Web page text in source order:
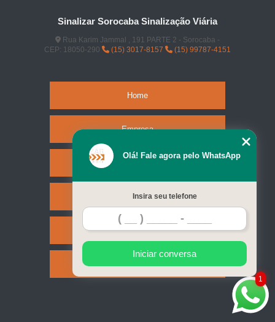
Sinalizar Sorocaba Sinalização Viária
Rua Karim Jammal , 191 PARTE 2 - Sorocaba -
CEP: 18050-290
(15) 3017-8157 (15) 99787-4151
Home
Empresa
Serviços
Contato
Mapa do site
1
Olá! Fale agora pelo WhatsApp
Insira seu telefone
Iniciar conversa